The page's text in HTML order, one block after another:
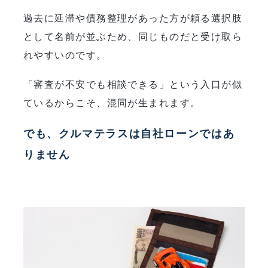
過去に延滞や債務整理があった方が頼る選択肢
として名前が並ぶため、同じものだと受け取ら
れやすいのです。
「審査が不安でも相談できる」という入口が似
ているからこそ、混同が生まれます。
でも、クルマテラスは自社ローンではあ
りません